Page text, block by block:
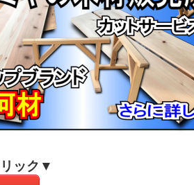
ック▼